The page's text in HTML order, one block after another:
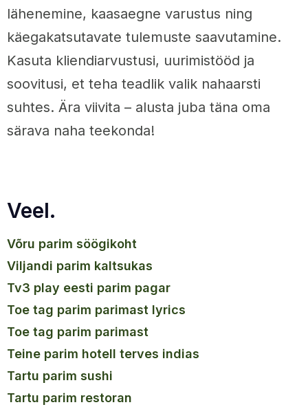
lähenemine, kaasaegne varustus ning
käegakatsutavate tulemuste saavutamine.
Kasuta kliendiarvustusi, uurimistööd ja
soovitusi, et teha teadlik valik nahaarsti
suhtes. Ära viivita – alusta juba täna oma
särava naha teekonda!
Veel.
võru parim söögikoht
viljandi parim kaltsukas
tv3 play eesti parim pagar
toe tag parim parimast lyrics
toe tag parim parimast
teine parim hotell terves indias
tartu parim sushi
tartu parim restoran